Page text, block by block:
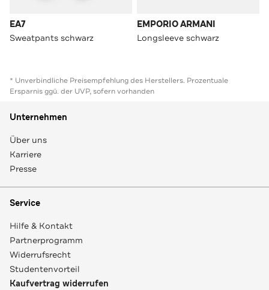
EA7
Sweatpants schwarz
EMPORIO ARMANI
Longsleeve schwarz
* Unverbindliche Preisempfehlung des Herstellers. Prozentuale
Ersparnis ggü. der UVP, sofern vorhanden
Unternehmen
Über uns
Karriere
Presse
Service
Hilfe & Kontakt
Partnerprogramm
Widerrufsrecht
Studentenvorteil
Kaufvertrag widerrufen